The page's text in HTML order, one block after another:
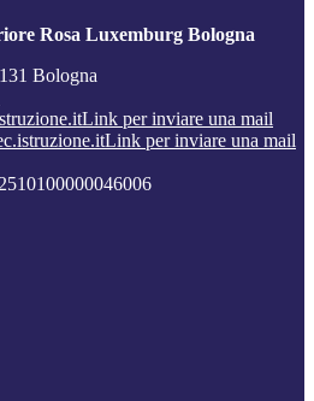
Rosa Luxemburg Bologna
Bologna
Link per inviare una mail
Link per inviare una mail